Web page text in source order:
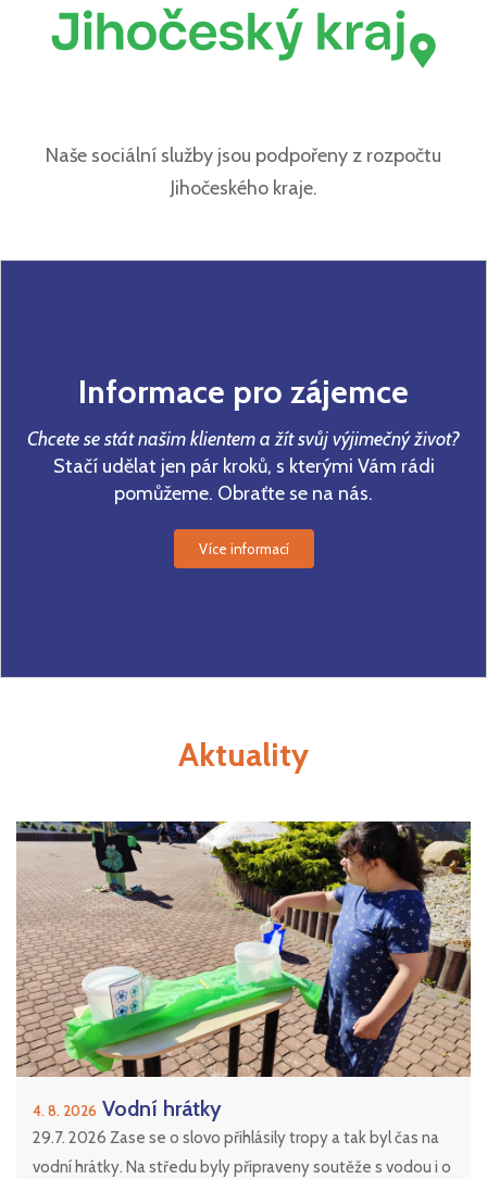
Naše sociální služby jsou podpořeny z rozpočtu
Jihočeského kraje.
Informace pro zájemce
Chcete se stát našim klientem a žít svůj výjimečný život?
Stačí udělat jen pár kroků, s kterými Vám rádi
pomůžeme. Obraťte se na nás.
Více informací
Aktuality
4. 8. 2026 Vodní hrátky
29.7. 2026 Zase se o slovo přihlásily tropy a tak byl čas na
vodní hrátky. Na středu byly připraveny soutěže s vodou i o